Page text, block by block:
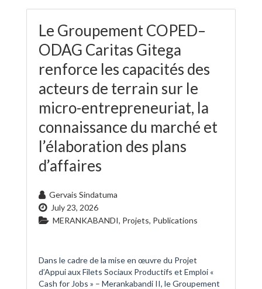
Le Groupement COPED–
ODAG Caritas Gitega
renforce les capacités des
acteurs de terrain sur le
micro-entrepreneuriat, la
connaissance du marché et
l’élaboration des plans
d’affaires
Gervais Sindatuma
July 23, 2026
MERANKABANDI, Projets, Publications
Dans le cadre de la mise en œuvre du Projet
d’Appui aux Filets Sociaux Productifs et Emploi «
Cash for Jobs » – Merankabandi II, le Groupement